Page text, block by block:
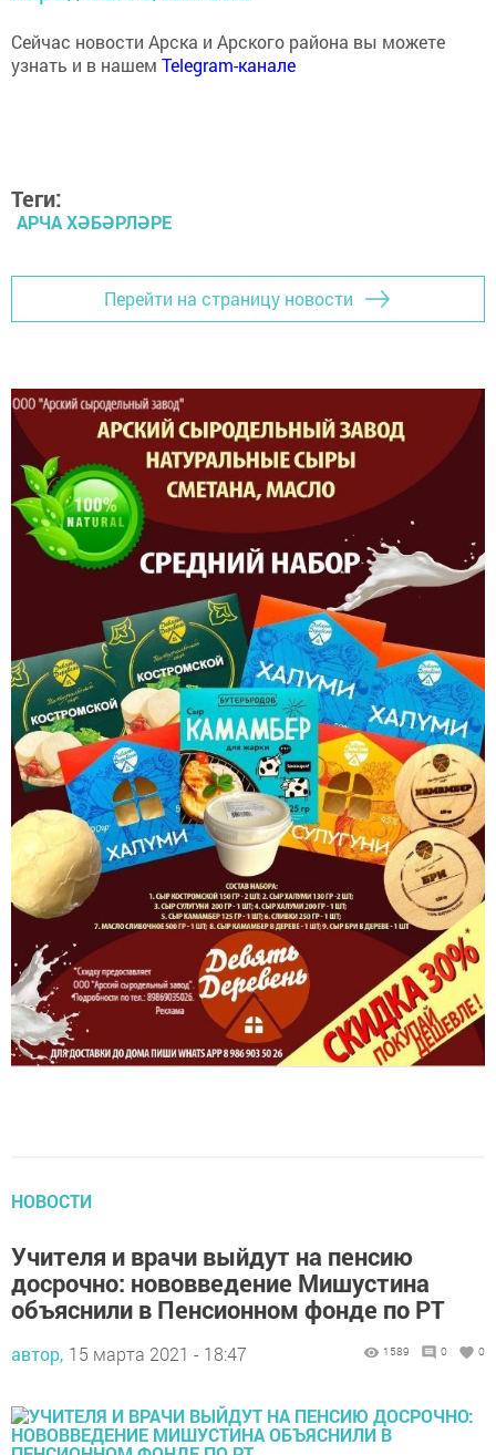
узнать и в нашемTelegram-канале
АРЧА ХӘБӘРЛӘРЕ
Перейти на страницу новости
досрочно: нововведение Мишустина
объяснили в Пенсионном фонде по РТ